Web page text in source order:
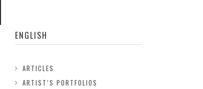
ENGLISH
ARTICLES
ARTIST’S PORTFOLIOS